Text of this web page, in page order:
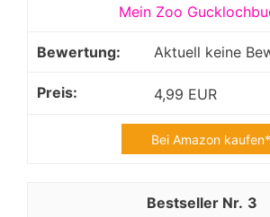
Mein Zoo
Aktuell keine
4,99 EUR
Bei Amazon kaufen*
3